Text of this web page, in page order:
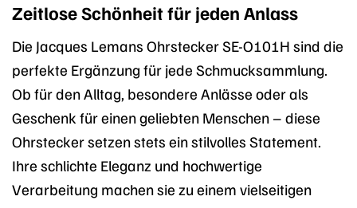
Zeitlose Schönheit für jeden Anlass
Die Jacques Lemans Ohrstecker SE-O101H sind die
perfekte Ergänzung für jede Schmucksammlung.
Ob für den Alltag, besondere Anlässe oder als
Geschenk für einen geliebten Menschen – diese
Ohrstecker setzen stets ein stilvolles Statement.
Ihre schlichte Eleganz und hochwertige
Verarbeitung machen sie zu einem vielseitigen